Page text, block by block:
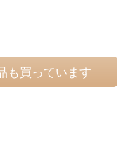
も買っています